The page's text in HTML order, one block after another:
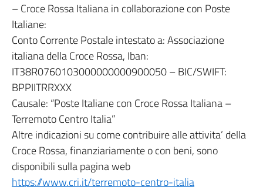
– Croce Rossa Italiana in collaborazione con Poste
Italiane:
Conto Corrente Postale intestato a: Associazione
italiana della Croce Rossa, Iban:
IT38R0760103000000000900050 – BIC/SWIFT:
BPPIITRRXXX
Causale: “Poste Italiane con Croce Rossa Italiana –
Terremoto Centro Italia”
Altre indicazioni su come contribuire alle attivita’ della
Croce Rossa, finanziariamente o con beni, sono
disponibili sulla pagina web
https://www.cri.it/terremoto-centro-italia